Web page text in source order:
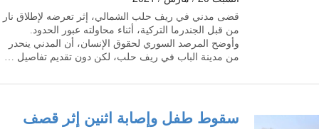
قضى مدني في ريف حلب الشمالي، إثر تعرضه لإطلاق نار
من قبل الجندرما التركية، أثناء محاولته عبور الحدود.
وأوضح المرصد السوري لحقوق الإنسان، أن المدني ينحدر
من مدينة الباب في ريف حلب، لكن دون تقديم تفاصيل …
سقوط طفل وإصابة اثنين إثر قصف